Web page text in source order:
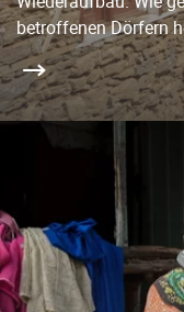
betroffenen Dörfern